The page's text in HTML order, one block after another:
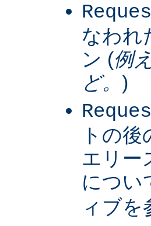
なわれ
ン (例
ど。 )
トの
エリー
につい
ィブを